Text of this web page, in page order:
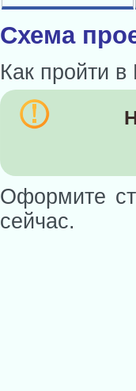
Схема
Как пройти
Оформите
сейчас.